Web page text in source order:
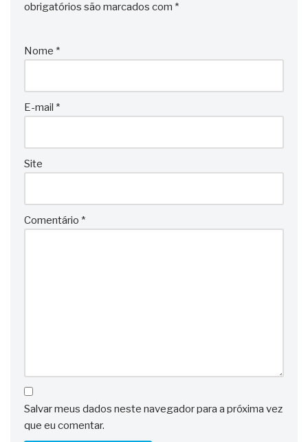
obrigatórios são marcados com *
Nome *
E-mail *
Site
Comentário *
Salvar meus dados neste navegador para a próxima vez
que eu comentar.